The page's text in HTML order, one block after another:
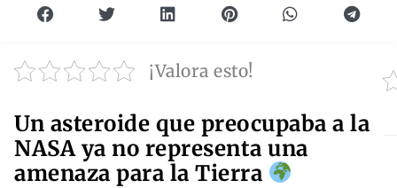
¡Valora esto!
Un asteroide que preocupaba a la
NASA ya no representa una
amenaza para la Tierra